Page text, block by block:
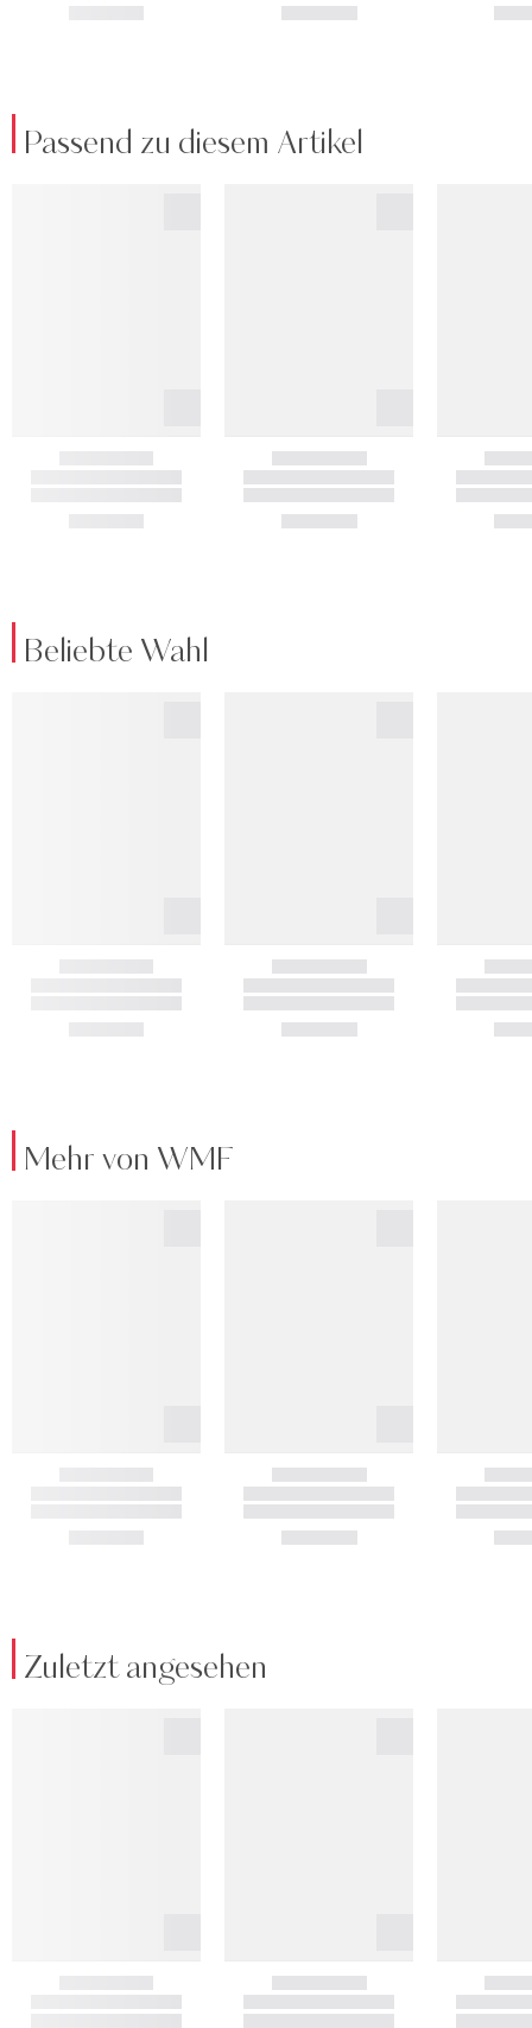
Passend zu diesem Artikel
Beliebte Wahl
Mehr von WMF
Zuletzt angesehen